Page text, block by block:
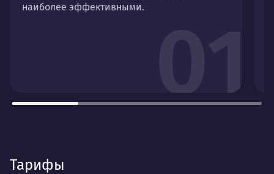
01
наиболее эффективными.
Тарифы